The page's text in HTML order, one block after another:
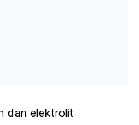
dan elektrolit